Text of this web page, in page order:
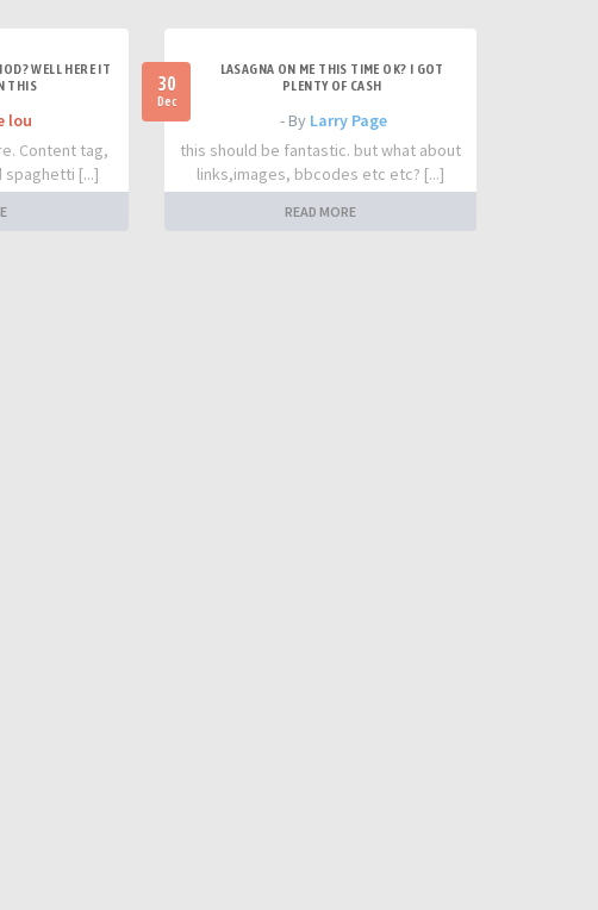
WELL HERE IT
THIS
lou
Content tag,
spaghetti [...]
30
Dec
LASAGNA ON ME THIS TIME OK? I GOT
PLENTY OF CASH
- By Larry Page
this should be fantastic. but what about
links,images, bbcodes etc etc? [...]
READ MORE